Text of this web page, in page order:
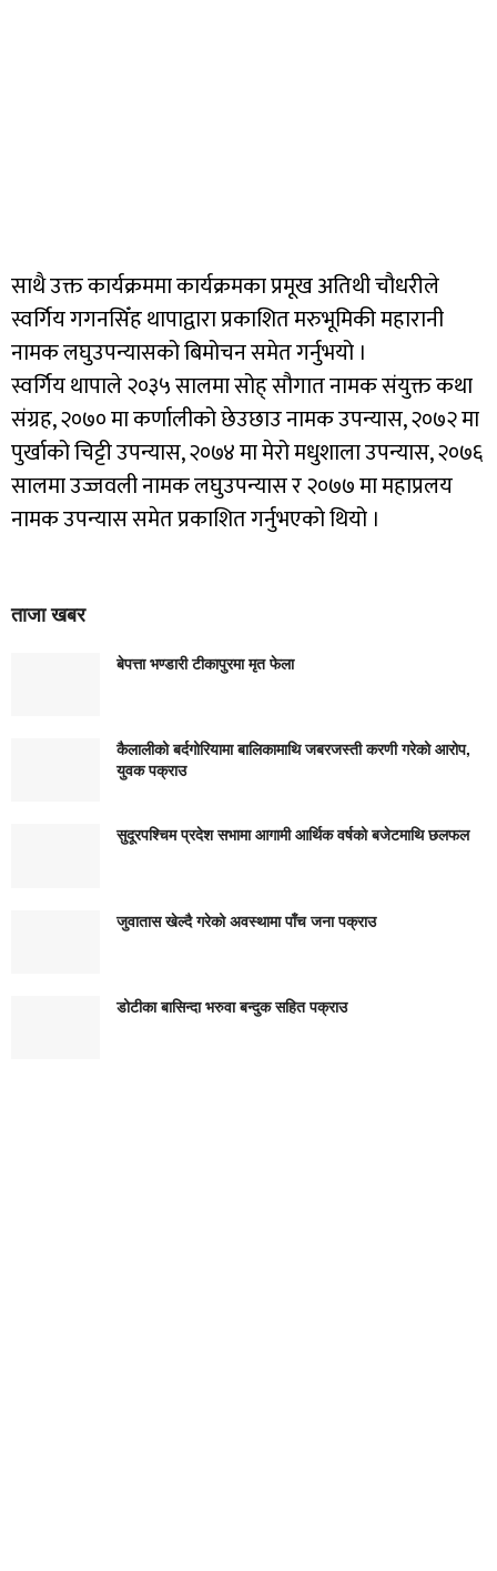
साथै उक्त कार्यक्रममा कार्यक्रमका प्रमूख अतिथी चौधरीले
स्वर्गिय गगनसिँह थापाद्वारा प्रकाशित मरुभूमिकी महारानी
नामक लघुउपन्यासको बिमोचन समेत गर्नुभयो ।
स्वर्गिय थापाले २०३५ सालमा सोह् सौगात नामक संयुक्त कथा
संग्रह, २०७० मा कर्णालीको छेउछाउ नामक उपन्यास, २०७२ मा
पुर्खाको चिट्टी उपन्यास, २०७४ मा मेरो मधुशाला उपन्यास, २०७६
सालमा उज्जवली नामक लघुउपन्यास र २०७७ मा महाप्रलय
नामक उपन्यास समेत प्रकाशित गर्नुभएको थियो ।
ताजा खबर
बेपत्ता भण्डारी टीकापुरमा मृत फेला
कैलालीको बर्दगोरियामा बालिकामाथि जबरजस्ती करणी गरेको आरोप,
युवक पक्राउ
सुदूरपश्चिम प्रदेश सभामा आगामी आर्थिक वर्षको बजेटमाथि छलफल
जुवातास खेल्दै गरेको अवस्थामा पाँच जना पक्राउ
डोटीका बासिन्दा भरुवा बन्दुक सहित पक्राउ